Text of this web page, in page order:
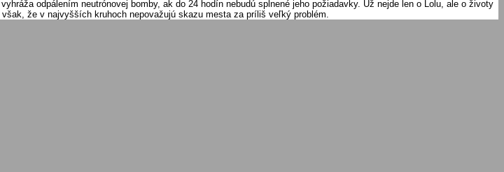
odpálením neutrónovej bomby, ak do 24 hodín nebudú splnené jeho požiadavky. Už nejde len o Lolu, ale o životy
že v najvyšších kruhoch nepovažujú skazu mesta za príliš veľký problém.